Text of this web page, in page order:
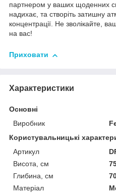
партнером у ваших щоденних
надихає, та створіть затишну
концентрації. Не зволікайте,
на вас!
Приховати
Характеристики
Основні
Виробник
Користувальницькі
Артикул
Висота, см
Глибина, см
Матеріал